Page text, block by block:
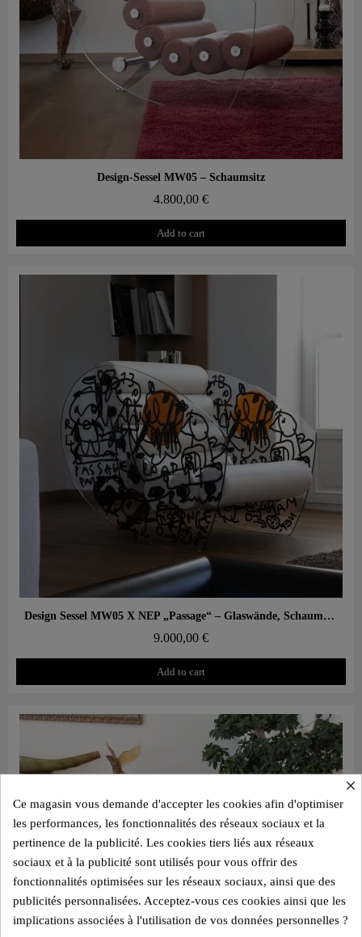
Aperçu rapide
Design-Sessel MW05 – Schaumsitz
4.800,00 €
Add to cart
Aperçu rapide Design Sessel MW05 X NEP „Passage“ – Glaswände, Schaumstoffsitz
9.000,00 €
Add to cart
×
Ce magasin vous demande d'accepter les cookies afin d'optimiser
les performances, les fonctionnalités des réseaux sociaux et la
pertinence de la publicité. Les cookies tiers liés aux réseaux
sociaux et à la publicité sont utilisés pour vous offrir des
fonctionnalités optimisées sur les réseaux sociaux, ainsi que des
publicités personnalisées. Acceptez-vous ces cookies ainsi que les
implications associées à l'utilisation de vos données personnelles ?